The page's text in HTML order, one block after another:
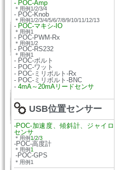
- POC-Amp
＊用例1/2/3/4
- POC-Knob
＊用例1/2/3/4/5/6/7/8/9/10/11/12/13
- POC-マキシ-IO
＊用例1
- POC-PWM-Rx
＊用例1/2
- POC-RS232
＊用例1
- POC-ボルト
- POC-ワット
- POC-ミリボルト-Rx
- POC-ミリボルト-BNC
- 4mA～20mAリードセンサ
USB位置センサー
-POC-加速度、傾斜計、ジャイロ
センサ
＊用例1/2/3
-POC-高度計
＊用例1
-POC-GPS
＊用例1